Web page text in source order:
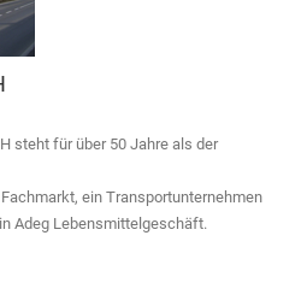
steht für über 50 Jahre als der
ein Transportunternehmen
Adeg Lebensmittelgeschäft.